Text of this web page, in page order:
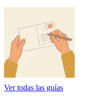
Ver todas las guías